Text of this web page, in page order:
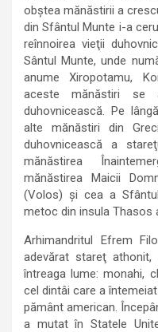
obştea mănăstirii a
din Sfântul Munte i-a
reînnoirea vieţii
Sântul Munte, unde
anume Xiropotamu,
aceste mănăstiri se
duhovnicească. Pe
alte mănăstiri din
duhovnicească a
mănăstirea
mănăstirea Maicii
(Volos) şi cea a
metoc din insula Thasos
Arhimandritul Efrem
adevărat stareţ
întreaga lume: monahi,
cel dintâi care a
pământ american.
a mutat în Statele